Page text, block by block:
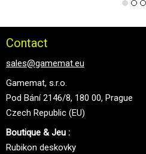
Contact
sales@gamemat.eu
Gamemat, s.r.o.
Pod Bání 2146/8, 180 00, Prague
Czech Republic (EU)
Boutique & Jeu :
Rubikon deskovky